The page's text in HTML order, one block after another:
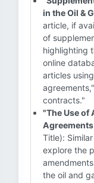
in the Oil &
article, if
of
highlighting
online
articles
contracts."
"The Use of
Title):
explore the
the oil and